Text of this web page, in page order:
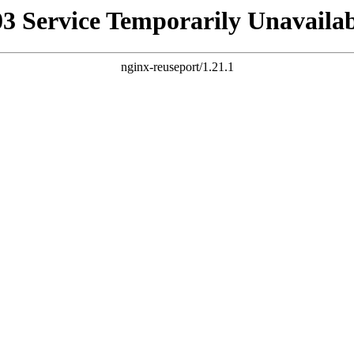
Service Temporarily
nginx-reuseport/1.21.1